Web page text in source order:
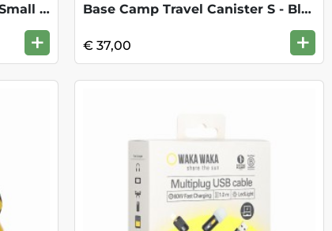
Ultra-Sil Hanging Toiletry - Small HighR
+
Base Camp Travel Canister S - Black
€ 37,00 +